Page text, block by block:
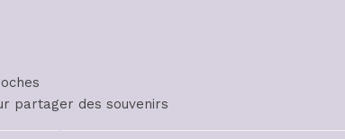
partager des souvenirs